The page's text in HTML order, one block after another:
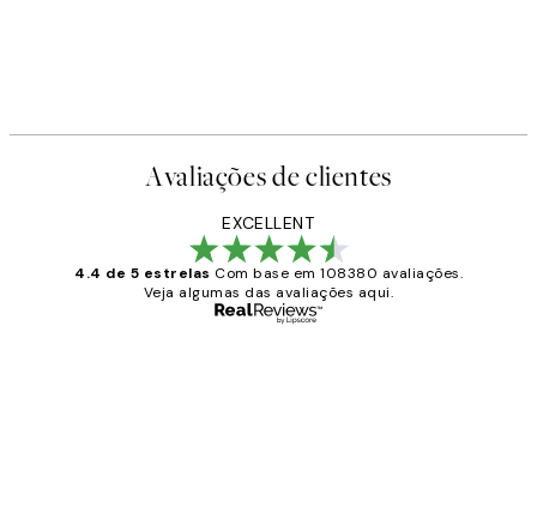
Avaliações de clientes
EXCELLENT
4.4 de 5 estrelas Com base em 108380 avaliações.
Veja algumas das avaliações aqui.